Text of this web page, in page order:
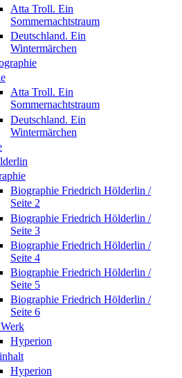
Atta Troll. Ein
Sommernachtstraum
Deutschland. Ein
Wintermärchen
Atta Troll. Ein
Sommernachtstraum
Deutschland. Ein
Wintermärchen
Biographie Friedrich Hölderlin /
Seite 2
Biographie Friedrich Hölderlin /
Seite 3
Biographie Friedrich Hölderlin /
Seite 4
Biographie Friedrich Hölderlin /
Seite 5
Biographie Friedrich Hölderlin /
Seite 6
Hyperion
Hyperion